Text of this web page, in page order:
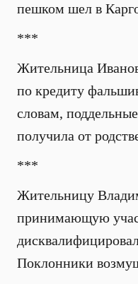
пешком шел в
***
Жительница
по кредиту
словам,
получила от
***
Жительницу
принимающую
Поклонники